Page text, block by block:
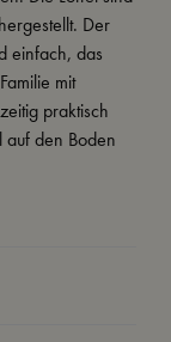
Der
einfach, das
mit
praktisch
auf den Boden